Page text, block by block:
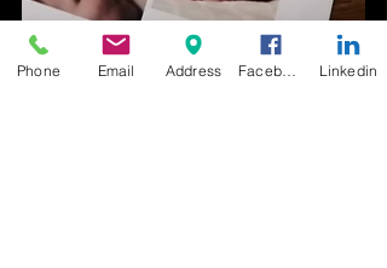
Phone Email Address Linkedin